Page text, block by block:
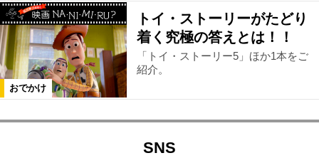
おでかけ
トイ・ストーリーがたどり
着く究極の答えとは！！
「トイ・ストーリー5」ほか1本をご
紹介。
SNS